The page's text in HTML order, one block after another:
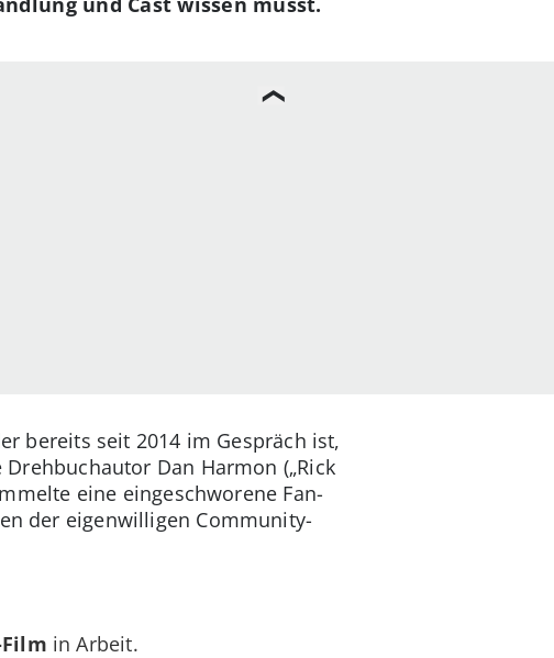
bereits seit 2014 im Gespräch ist,
Dan Harmon („Rick
eine eingeschworene Fan-
der eigenwilligen Community-
in Arbeit.